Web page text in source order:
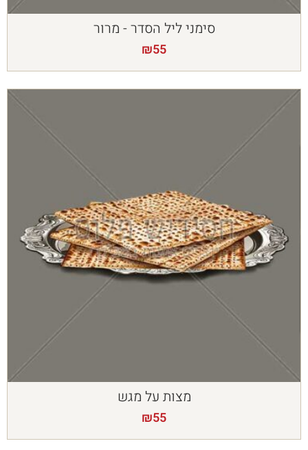
סימני ליל הסדר - מרור
₪55
מצות על מגש
₪55